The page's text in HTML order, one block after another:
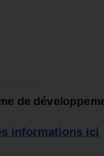
de
informations ici